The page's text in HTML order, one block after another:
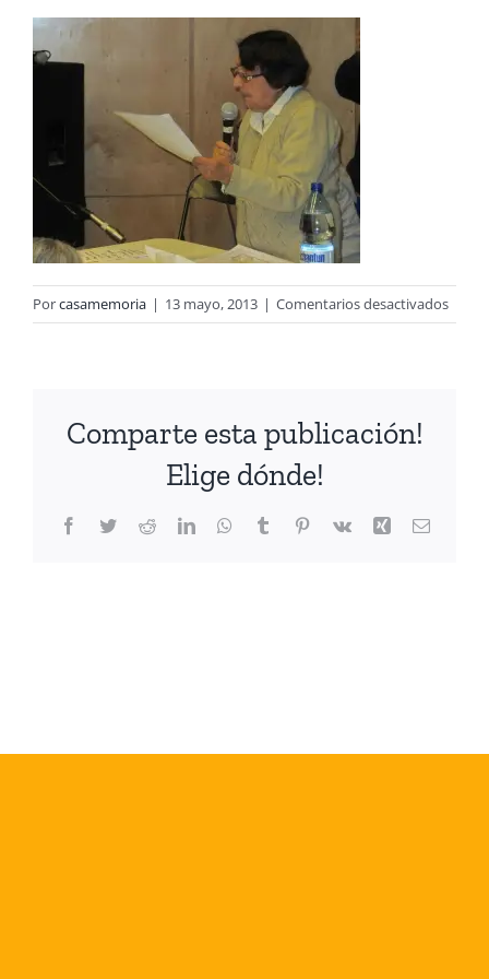
Porcasamemoria | 13 mayo, 2013 | Comentarios desactivadosen
7
Comparte esta publicación!
Elige dónde!
Facebook
TwitterRedditLinkedInWhatsApp
TumblrPinterest
Vk Xing Correo